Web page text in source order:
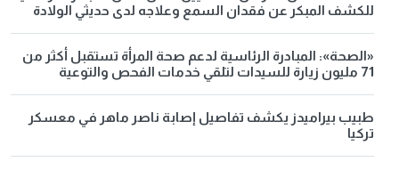
للكشف المبكر عن فقدان السمع وعلاجه لدى حديثي الولادة
«الصحة»: المبادرة الرئاسية لدعم صحة المرأة تستقبل أكثر من
71 مليون زيارة للسيدات لتلقي خدمات الفحص والتوعية
طبيب بيراميدز يكشف تفاصيل إصابة ناصر ماهر في معسكر
تركيا